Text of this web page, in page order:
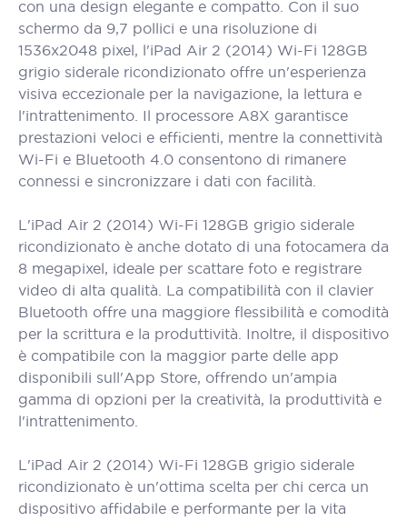
con una design elegante e compatto. Con il suo
schermo da 9,7 pollici e una risoluzione di
1536x2048 pixel, l'iPad Air 2 (2014) Wi-Fi 128GB
grigio siderale ricondizionato offre un'esperienza
visiva eccezionale per la navigazione, la lettura e
l'intrattenimento. Il processore A8X garantisce
prestazioni veloci e efficienti, mentre la connettività
Wi-Fi e Bluetooth 4.0 consentono di rimanere
connessi e sincronizzare i dati con facilità.
L'iPad Air 2 (2014) Wi-Fi 128GB grigio siderale
ricondizionato è anche dotato di una fotocamera da
8 megapixel, ideale per scattare foto e registrare
video di alta qualità. La compatibilità con il clavier
Bluetooth offre una maggiore flessibilità e comodità
per la scrittura e la produttività. Inoltre, il dispositivo
è compatibile con la maggior parte delle app
disponibili sull'App Store, offrendo un'ampia
gamma di opzioni per la creatività, la produttività e
l'intrattenimento.
L'iPad Air 2 (2014) Wi-Fi 128GB grigio siderale
ricondizionato è un'ottima scelta per chi cerca un
dispositivo affidabile e performante per la vita